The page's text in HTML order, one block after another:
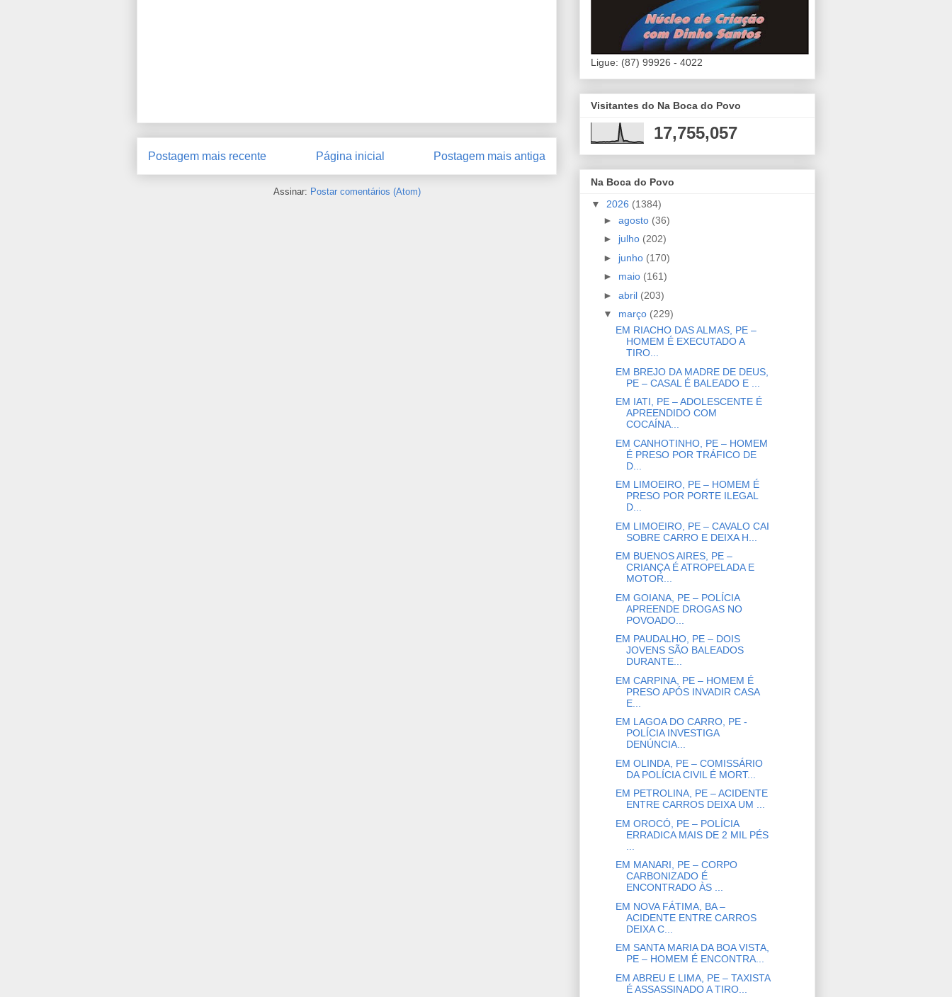
Postagem mais recente Postagem mais antiga
Página inicial
Assinar: Postar comentários (Atom)
Ligue: (87) 99926 - 4022
Visitantes do Na Boca do Povo
17,755,057
Na Boca do Povo
▼ 2026 (1384)
► agosto (36)
► julho (202)
► junho (170)
► maio (161)
► abril (203)
▼ março (229)
EM RIACHO DAS ALMAS, PE –
HOMEM É EXECUTADO A
TIRO...
EM BREJO DA MADRE DE DEUS,
PE – CASAL É BALEADO E ...
EM IATI, PE – ADOLESCENTE É
APREENDIDO COM
COCAÍNA...
EM CANHOTINHO, PE – HOMEM
É PRESO POR TRÁFICO DE
D...
EM LIMOEIRO, PE – HOMEM É
PRESO POR PORTE ILEGAL
D...
EM LIMOEIRO, PE – CAVALO CAI
SOBRE CARRO E DEIXA H...
EM BUENOS AIRES, PE –
CRIANÇA É ATROPELADA E
MOTOR...
EM GOIANA, PE – POLÍCIA
APREENDE DROGAS NO
POVOADO...
EM PAUDALHO, PE – DOIS
JOVENS SÃO BALEADOS
DURANTE...
EM CARPINA, PE – HOMEM É
PRESO APÓS INVADIR CASA
E...
EM LAGOA DO CARRO, PE -
POLÍCIA INVESTIGA
DENÚNCIA...
EM OLINDA, PE – COMISSÁRIO
DA POLÍCIA CIVIL É MORT...
EM PETROLINA, PE – ACIDENTE
ENTRE CARROS DEIXA UM ...
EM OROCÓ, PE – POLÍCIA
ERRADICA MAIS DE 2 MIL PÉS
EM MANARI, PE – CORPO
CARBONIZADO É
ENCONTRADO ÀS ...
EM NOVA FÁTIMA, BA –
ACIDENTE ENTRE CARROS
DEIXA C...
EM SANTA MARIA DA BOA VISTA,
PE – HOMEM É ENCONTRA...
EM ABREU E LIMA, PE – TAXISTA
É ASSASSINADO A TIRO...